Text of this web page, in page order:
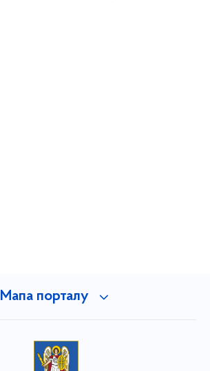
Мапа порталу